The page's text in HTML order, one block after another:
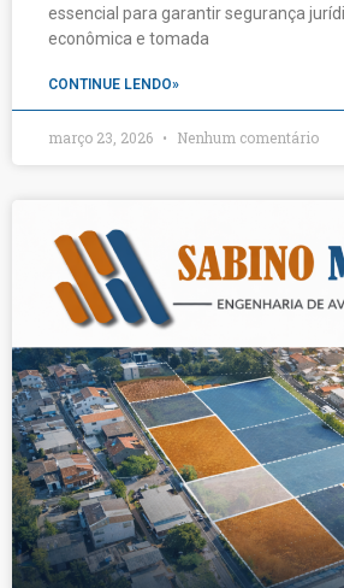
essencial para garantir segurança
econômica e tomada
CONTINUE LENDO»
março 23, 2026 Nenhum comentário